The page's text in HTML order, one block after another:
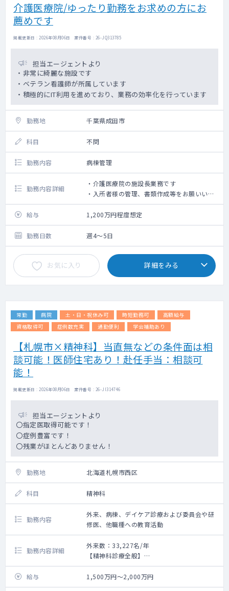
介護医療院/ゆったり勤務をお求めの方にお
薦めです
掲載更新日 : 2026年08月06日 案件番号 : 26-JQ313785
担当エージェントより
・非常に綺麗な施設です
・ベテラン看護師が所属しています
・積極的にIT利用を進めており、業務の効率化を行っています
勤務地 千葉県成田市
科目 不問
勤務内容 病棟管理
勤務内容詳細
・介護医療院の施設長業務です
・入所者様の管理、書類作成等をお願いいた
します。
給与
1,200万円程度想定
勤務日数 週4～5日
お気に入り 詳細をみる
常勤 病院 土・日・祝休み可 時短勤務可
高額給与
資格取得可
症例数充実 通勤便利 学会補助あり
【札幌市×精神科】当直無などの条件面は相
談可能！医師住宅あり！赴任手当：相談可
能！
掲載更新日 : 2026年08月06日 案件番号 : 26-JI314746
担当エージェントより
〇指定医取得可能です！
〇症例豊富です！
〇残業がほとんどありません！
勤務地 北海道札幌市西区
科目 精神科
勤務内容
外来、病棟、デイケア診療および委員会や研
修医、他職種への教育活動
勤務内容詳細
外来数：33,227名/年
【精神科診療全般】
外来：再来は週3回担当。1回3～4時間、初診
は週1-2回。※精神科未経験の場合、初診は2
～3年目から担当。
給与 1,500万円～2,000万円